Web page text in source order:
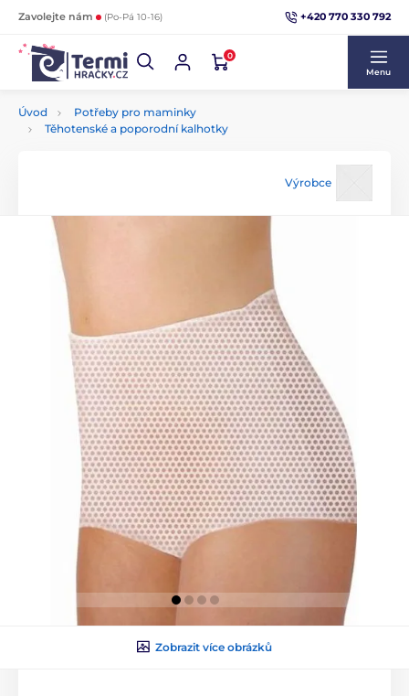
Zavolejte nám (Po-Pá 10-16) +420 770 330 792
0
Menu
Úvod
Potřeby pro maminky
Těhotenské a poporodní kalhotky
Výrobce
Zobrazit více obrázků